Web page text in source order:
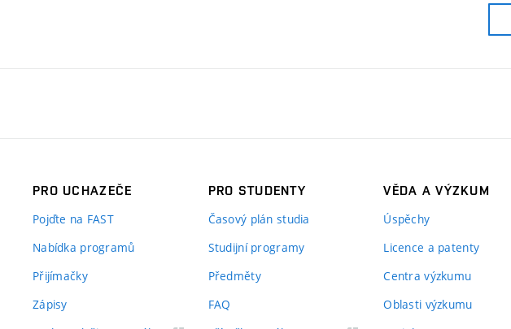
PRO UCHAZEČE
Pojďte na FAST
Nabídka programů
Přijímačky
Zápisy
PRO STUDENTY
Časový plán studia
Studijní programy
Předměty
FAQ
VĚDA A VÝZKUM
Úspěchy
Licence a patenty
Centra výzkumu
Oblasti výzkumu